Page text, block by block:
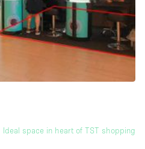
space in heart of TST shopping